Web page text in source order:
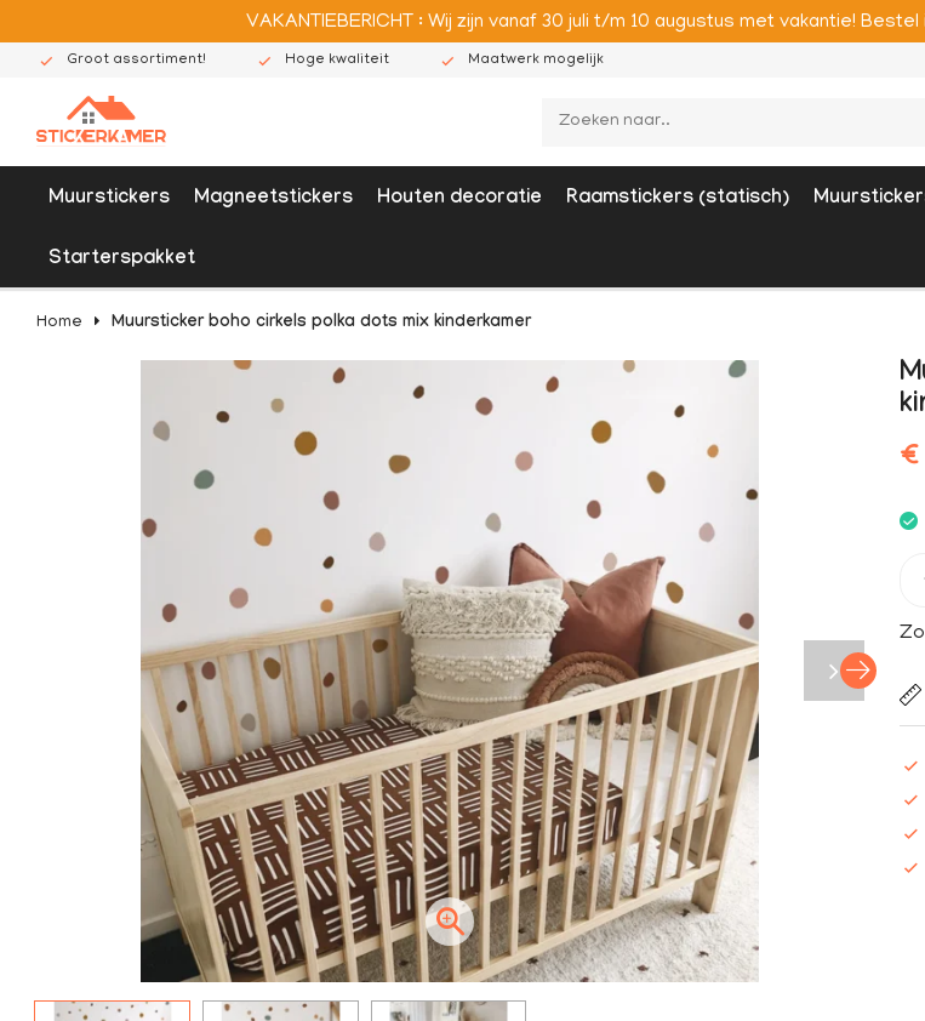
VAKANTIEBERICHT : Wij zijn vanaf 30 juli t/m 10 augustus met vakantie!
Groot assortiment! Hoge kwaliteit Maatwerk mogelijk
Muurstickers Magneetstickers Houten decoratie Raamstickers (statisch)
Starterspakket
Home Muursticker boho cirkels polka dots mix kinderkamer